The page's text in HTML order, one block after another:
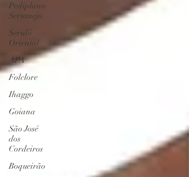
Pediplano
Sertanejo
Seridó
Oriental
APA
Folclore
Ihaggo
Goiana
São José
dos
Cordeiros
Boqueirão